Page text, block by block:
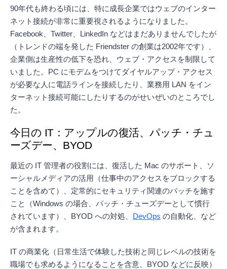
90年代も終わる頃には、特に成長企業ではウェブのインター
ネット接続が非常に重要視されるようになりました。
Facebook、Twitter、LinkedIn などはまだありませんでしたが
（トレンドの端を発した Friendster の創業は2002年です）、
企業側は生産性の低下を恐れ、ウェブ・アクセスを制限して
いました。PC にモデムをつけてダイヤルアップ・アクセス
が必要な人に電話ラインを接続したり、業務用 LAN をイン
ターネット接続可能にしたりするのがせいぜいのところでし
た。
今日の IT：アップルの復活、パッチ・チュ
ーズデー、BYOD
最近の IT 管理者の役割には、復活した Mac のサポート、ソ
ーシャルメディアの活用（仕事中のアクセスをブロックする
ことを含めて）、定常的にセキュリティ関連のパッチを施す
こと（Windows の場合、パッチ・チューズデーとして慣行
されています）、BYOD への対処、
DevOps の自動化、など
が含まれます。
IT の商業化（日常生活で体験した技術と同じレベルの技術を
職場でも求めるようになることを含意、BYOD などに反映）